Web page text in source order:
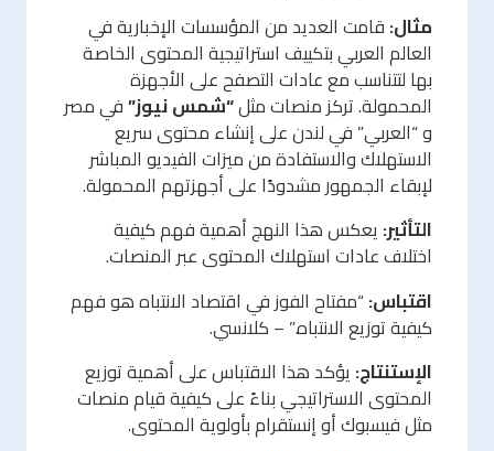
مثال: قامت العديد من المؤسسات الإخبارية في
العالم العربي بتكييف استراتيجية المحتوى الخاصة
بها لتتناسب مع عادات التصفح على الأجهزة
المحمولة. تركز منصات مثل“شمس نيوز”في مصر
و “العربي” في لندن على إنشاء محتوى سريع
الاستهلاك والاستفادة من ميزات الفيديو المباشر
لإبقاء الجمهور مشدودًا على أجهزتهم المحمولة.
التأثير: يعكس هذا النهج أهمية فهم كيفية
اختلاف عادات استهلاك المحتوى عبر المنصات.
اقتباس:“مفتاح الفوز في اقتصاد الانتباه هو فهم
كيفية توزيع الانتباه.” – كلانسي.
الإستنتاج: يؤكد هذا الاقتباس على أهمية توزيع
المحتوى الاستراتيجي بناءً على كيفية قيام منصات
مثل فيسبوك أو إنستقرام بأولوية المحتوى.